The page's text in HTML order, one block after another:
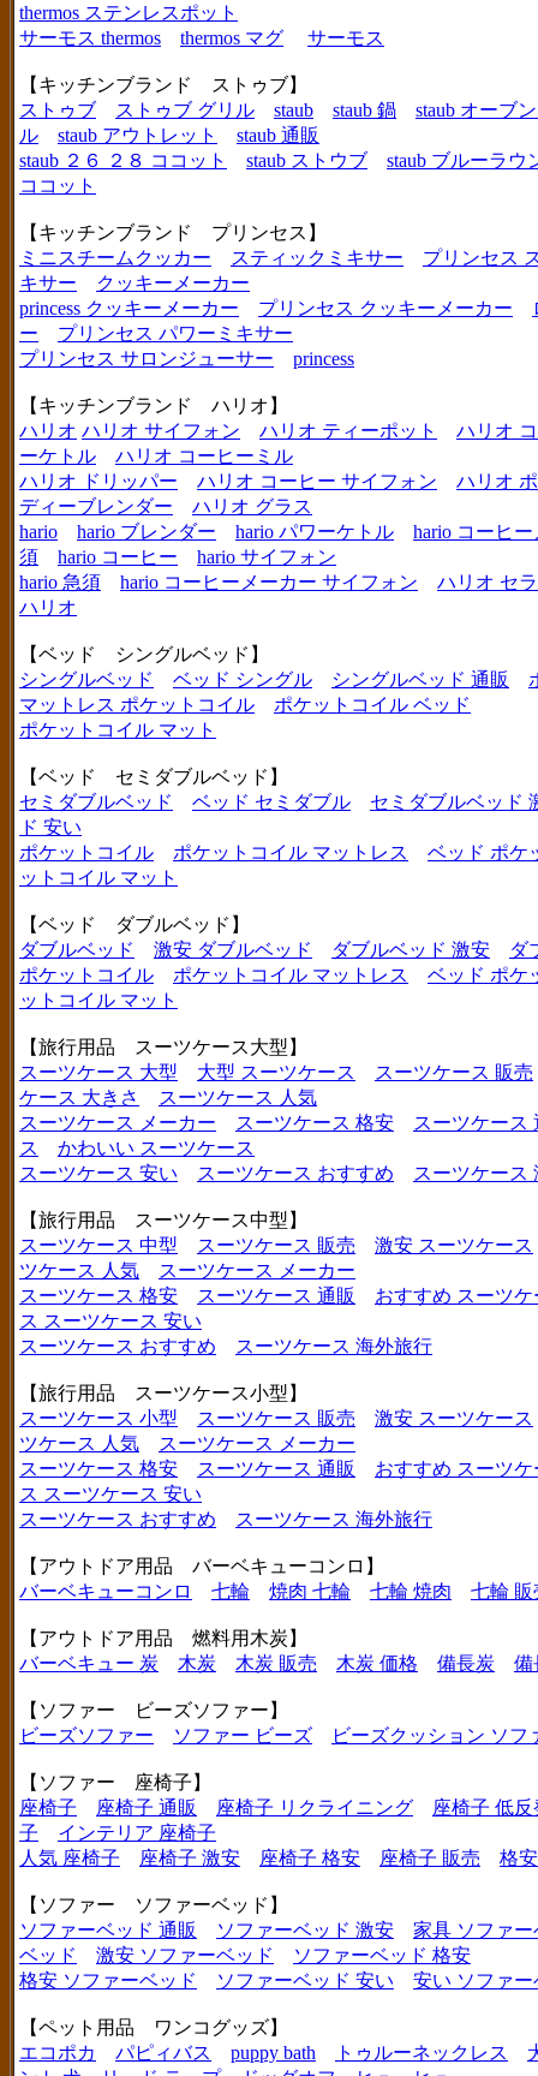
thermos ステンレスポット
サーモス thermos
thermos マグ サーモス
【キッチンブランド ストゥブ】
ストゥブ
ストゥブ グリル staub staub 鍋
staub オーブ
ル
staub アウトレット
staub 通販
staub ２６ ２８ ココット
staub ストウブ
staub ブルーラウ
ココット
【キッチンブランド プリンセス】
ミニスチームクッカー
スティックミキサー
プリンセス
キサー
クッキーメーカー
princess クッキーメーカー
プリンセス クッキーメーカー
ー
プリンセス パワーミキサー
プリンセス サロンジューサー
princess
【キッチンブランド ハリオ】
ハリオ ハリオ サイフォン ハリオ ティーポット
ハリオ
ーケトル
ハリオ コーヒーミル
ハリオ ドリッパー
ハリオ コーヒー サイフォン
ハリオ
ディーブレンダー
ハリオ グラス
hario
hario ブレンダー hario パワーケトル
hario コーヒ
須
hario コーヒー
hario サイフォン
hario 急須
hario コーヒーメーカー サイフォン
ハリオ セ
ハリオ
【ベッド シングルベッド】
シングルベッド
ベッド シングル シングルベッド 通販
マットレス ポケットコイル
ポケットコイル ベッド
ポケットコイル マット
【ベッド セミダブルベッド】
セミダブルベッド
ベッド セミダブル
セミダブルベッド
ド 安い
ポケットコイル
ポケットコイル マットレス
ベッド ポケ
ットコイル マット
【ベッド ダブルベッド】
ダブルベッド
激安 ダブルベッド ダブルベッド 激安
ダ
ポケットコイル
ポケットコイル マットレス
ベッド ポケ
ットコイル マット
【旅行用品 スーツケース大型】
スーツケース 大型
大型 スーツケース
スーツケース 販売
ケース 大きさ
スーツケース 人気
スーツケース メーカー
スーツケース 格安
スーツケース
ス
かわいい スーツケース
スーツケース 安い
スーツケース おすすめ スーツケース
【旅行用品 スーツケース中型】
スーツケース 中型
スーツケース 販売
激安 スーツケース
ツケース 人気
スーツケース メーカー
スーツケース 格安
スーツケース 通販
おすすめ スーツケ
ス スーツケース 安い
スーツケース おすすめ
スーツケース 海外旅行
【旅行用品 スーツケース小型】
スーツケース 小型
スーツケース 販売
激安 スーツケース
ツケース 人気
スーツケース メーカー
スーツケース 格安
スーツケース 通販
おすすめ スーツケ
ス スーツケース 安い
スーツケース おすすめ
スーツケース 海外旅行
【アウトドア用品 バーベキューコンロ】
バーベキューコンロ
七輪 焼肉 七輪 七輪 焼肉 七輪 販
【アウトドア用品 燃料用木炭】
バーベキュー 炭
木炭 木炭 販売 木炭 価格 備長炭 備
【ソファー ビーズソファー】
ビーズソファー
ソファー ビーズ ビーズクッション ソフ
【ソファー 座椅子】
座椅子
座椅子 通販 座椅子 リクライニング
座椅子 低反
子
インテリア 座椅子
人気 座椅子
座椅子 激安 座椅子 格安 座椅子 販売 格
【ソファー ソファーベッド】
ソファーベッド 通販
ソファーベッド 激安
家具 ソファー
ベッド
激安 ソファーベッド
ソファーベッド 格安
格安 ソファーベッド
ソファーベッド 安い 安い ソファー
【ペット用品 ワンコグッズ】
エコポカ
パピィバス puppy bath トゥルーネックレス